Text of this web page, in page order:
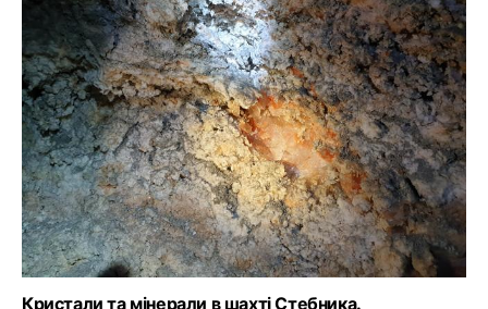
Кристали та мінерали в шахті Стебника.